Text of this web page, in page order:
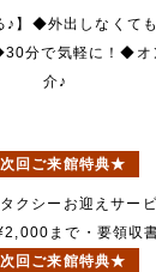
♪】◆外出しなくて
分で気軽に！◆オ
介♪
回ご来館特典★
クシーお迎えサービ
まで・要領収
回ご来館特典★